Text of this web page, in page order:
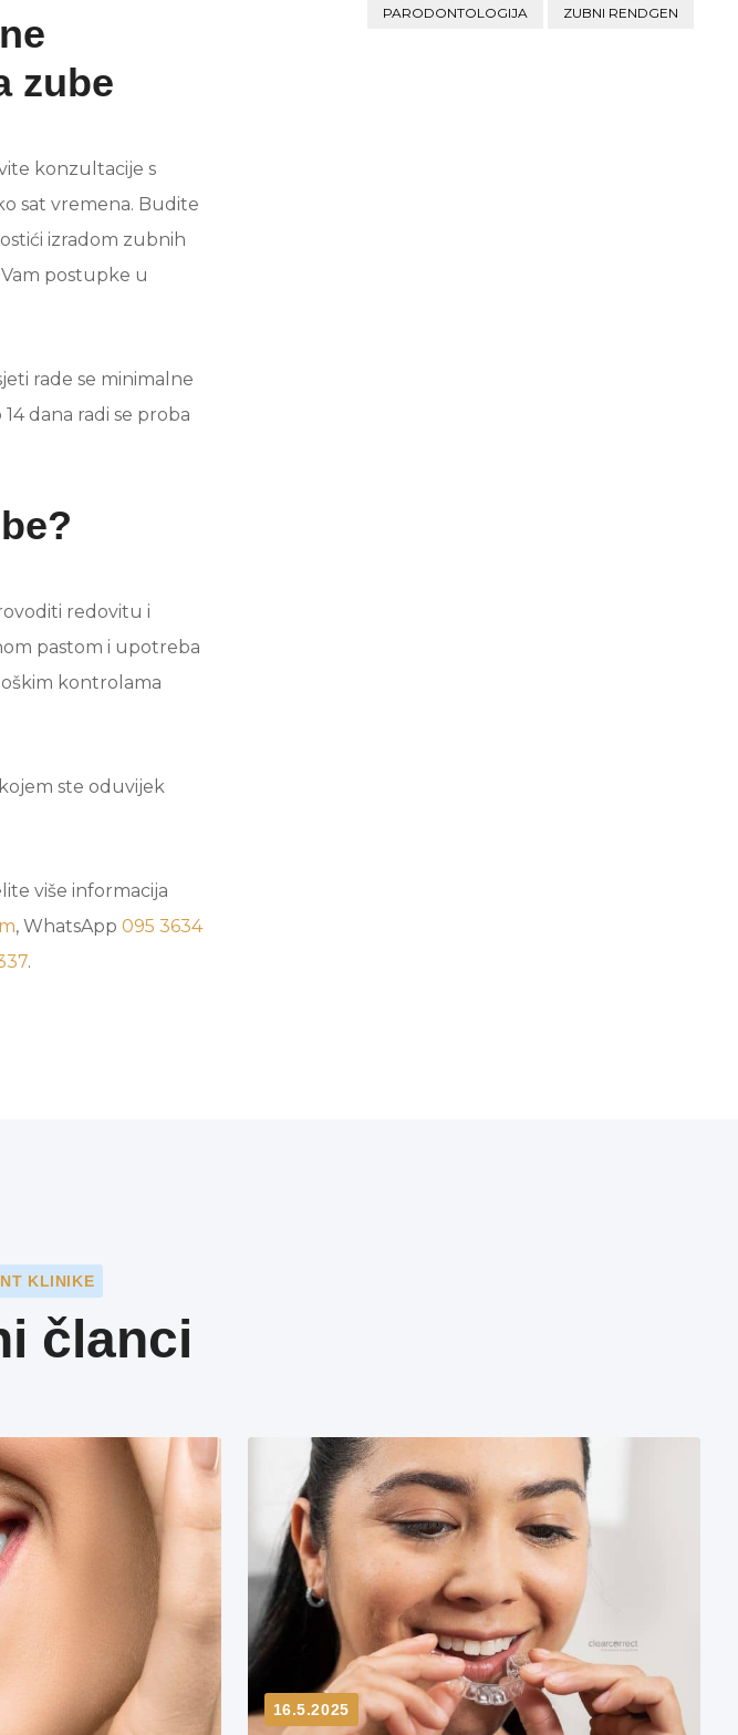
zube
konzultacije s
sat vremena. Budite
izradom zubnih
postupke u
rade se minimalne
dana radi se proba
redovitu i
pastom i upotreba
kontrolama
ste oduvijek
više informacija
, WhatsApp095 3634
.
PARODONTOLOGIJA ZUBNI RENDGEN
KLINIKE
članci
16.5.2025